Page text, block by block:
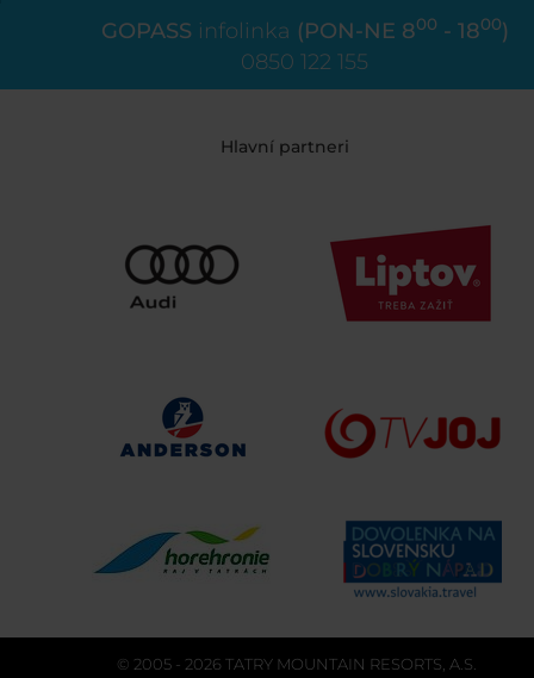
GOPASS infolinka (PON-NE 800 - 1800)
0850 122 155
Hlavní partneri
© 2005 - 2026 TATRY MOUNTAIN RESORTS, A.S.